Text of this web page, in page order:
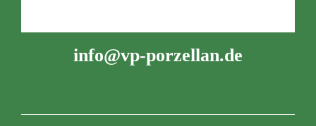
info@vp-porzellan.de